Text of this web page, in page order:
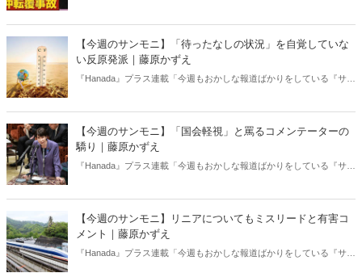
【今週のサンモニ】「待ったなしの状況」を自覚していな
い反原発派｜藤原かずえ
『Hanada』プラス連載「今週もおかしな報道ばかりをしている『サン
【今週のサンモニ】「国会軽視」と罵るコメンテーターの
驕り｜藤原かずえ
『Hanada』プラス連載「今週もおかしな報道ばかりをしている『サン
【今週のサンモニ】リニアについてもミスリードと有害コ
メント｜藤原かずえ
『Hanada』プラス連載「今週もおかしな報道ばかりをしている『サン